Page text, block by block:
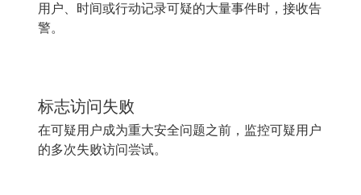
用户、时间或行动记录可疑的大量事件时，接收告
警。
标志访问失败
在可疑用户成为重大安全问题之前，监控可疑用户
的多次失败访问尝试。